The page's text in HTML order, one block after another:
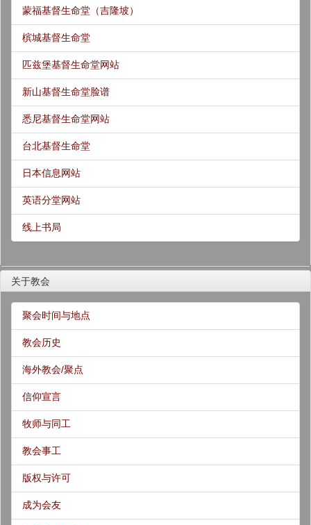
蒙福基督生命堂（吉隆坡）
槟城基督生命堂
匹兹堡基督生命堂网站
新山基督生命堂脸谱
悉尼基督生命堂网站
台北基督生命堂
日本信息网站
英语分堂网站
线上书局
关于教会
聚会时间与地点
教会历史
海外教会/聚点
信仰宣言
牧师与同工
教会事工
版权与许可
成为会友